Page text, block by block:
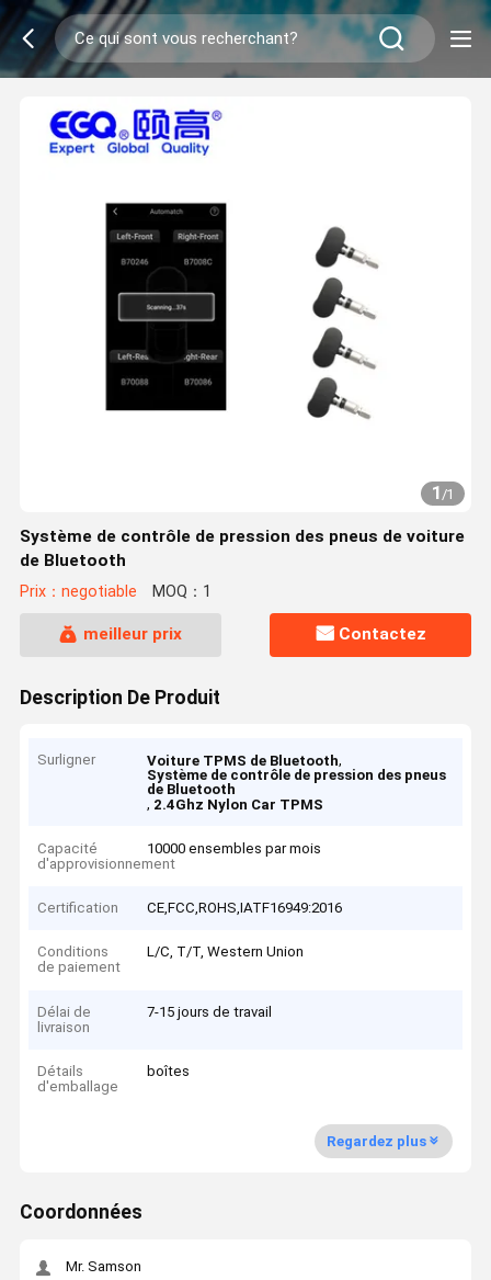
1/1
Système de contrôle de pression des pneus de voiture
de Bluetooth
Prix：negotiable MOQ：1
meilleur prix Contactez
Description De Produit
Surligner Voiture TPMS de Bluetooth,
Système de contrôle de pression des pneus
de Bluetooth
, 2.4Ghz Nylon Car TPMS
Capacité
d'approvisionnement
10000 ensembles par mois
Certification CE,FCC,ROHS,IATF16949:2016
Conditions
de paiement
L/C, T/T, Western Union
Délai de
livraison
7-15 jours de travail
Détails
d'emballage
boîtes
Regardez plus
Coordonnées
Mr. Samson